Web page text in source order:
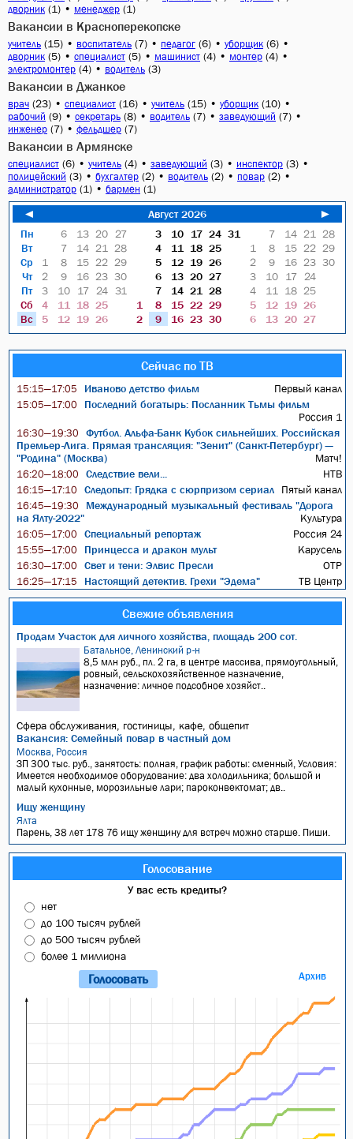
дворник (1) • менеджер (1)
Вакансии в Красноперекопске
учитель (15) • воспитатель (7) • педагог (6) • уборщик (6) •
дворник (5) • специалист (5) • машинист (4) • монтер (4) •
электромонтер (4) • водитель (3)
Вакансии в Джанкое
врач (23) • специалист (16) • учитель (15) • уборщик (10) •
рабочий (9) • секретарь (8) • водитель (7) • заведующий (7) •
инженер (7) • фельдшер (7)
Вакансии в Армянске
специалист (6) • учитель (4) • заведующий (3) • инспектор (3) •
полицейский (3) • бухгалтер (2) • водитель (2) • повар (2) •
администратор (1) • бармен (1)
◄
Август 2026
►
Пн
Вт
Ср
Чт
Пт
Сб
Вс
6 13 20
27
7
14 21
28
1
8 15 22 29
2
9 16 23 30
3
10 17 24 31
4
11 18 25
5
12 19 26
3 10 17 24 31
4
11 18 25
5
12 19 26
6
13 20 27
7
14 21
28
1
8 15 22 29
2
9 16 23 30
7 14 21
28
1
8 15 22 29
2
9 16 23 30
3
10 17
24
4
11 18 25
5
12 19 26
6
13 20 27
Сейчас по ТВ
15:15—17:05 Иваново детство фильм Первый канал
15:05—17:00
Последний богатырь: Посланник Тьмы фильм
Россия 1
16:30—19:30
Футбол. Альфа-Банк Кубок сильнейших. Российская
Премьер-Лига. Прямая трансляция: "Зенит" (Санкт-Петербург) —
"Родина" (Москва)
Матч!
16:20—18:00 Следствие вели... НТВ
16:15—17:10 Следопыт: Грядка с сюрпризом сериал Пятый канал
16:45—19:30
Международный музыкальный фестиваль "Дорога
на Ялту-2022"
Культура
16:05—17:00 Специальный репортаж Россия 24
15:55—17:00 Принцесса и дракон мульт Карусель
16:30—17:00 Свет и тени: Элвис Пресли ОТР
16:25—17:15 Настоящий детектив. Грехи "Эдема" ТВ Центр
Свежие объявления
Продам Участок для личного хозяйства, площадь 200 сот.
Батальное, Ленинский р-н
8,5 млн руб., пл. 2 га, в центре массива, прямоугольный,
ровный, сельскохозяйственное назначение,
назначение: личное подсобное хозяйст..
Сфера обслуживания, гостиницы, кафе, общепит
Вакансия: Семейный повар в частный дом
Москва, Россия
ЗП 300 тыс. руб., занятость: полная, график работы: сменный, Условия:
Имеется необходимое оборудование: два холодильника; большой и
малый кухонные, морозильные лари; пароконвектомат; дв..
Ищу женщину
Ялта
Парень, 38 лет 178 76 ищу женщину для встреч можно старше. Пиши.
Голосование
У вас есть кредиты?
нет
до 100 тысяч рублей
до 500 тысяч рублей
более 1 миллиона
Архив